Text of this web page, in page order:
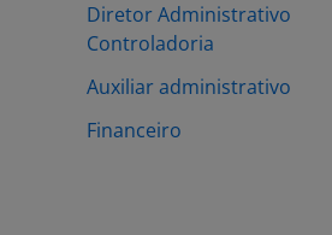
Diretor Administrativo
Controladoria
Auxiliar administrativo
Financeiro